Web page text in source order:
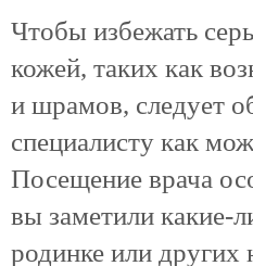
Чтобы избежать
кожей, таких как
и шрамов, следует
специалисту как
Посещение врача
вы заметили какие-
родинке или других